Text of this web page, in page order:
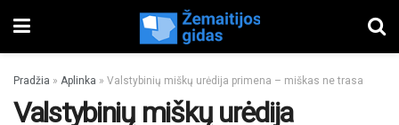
Pradžia » Aplinka » Valstybinių miškų urėdija primena – miškas ne trasa
Valstybinių miškų urėdija